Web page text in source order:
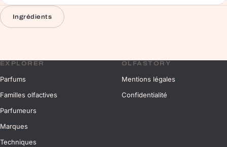
Ingrédients
EXPLORER
Parfums
Familles olfactives
Parfumeurs
Marques
Techniques
OLFASTORY
Mentions légales
Confidentialité